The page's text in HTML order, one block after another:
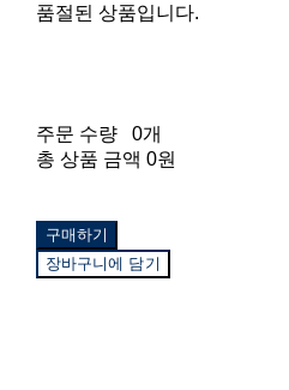
품절된 상품입니다.
주문 수량
0개
총 상품 금액 0원
구매하기
장바구니에 담기